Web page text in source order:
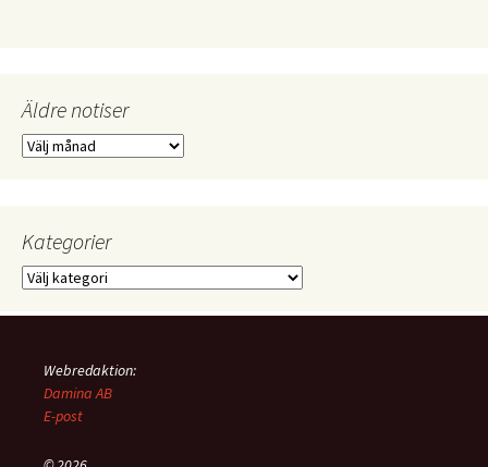
Äldre notiser
Äldre
Kategorier
Kategorier
Webredaktion:
Damina AB
E-post